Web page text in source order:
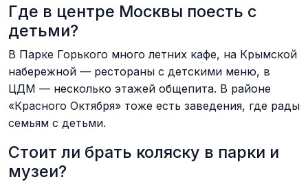
Где в центре Москвы поесть с
детьми?
В Парке Горького много летних кафе, на Крымской
набережной — рестораны с детскими меню, в
ЦДМ — несколько этажей общепита. В районе
«Красного Октября» тоже есть заведения, где рады
семьям с детьми.
Стоит ли брать коляску в парки и
музеи?